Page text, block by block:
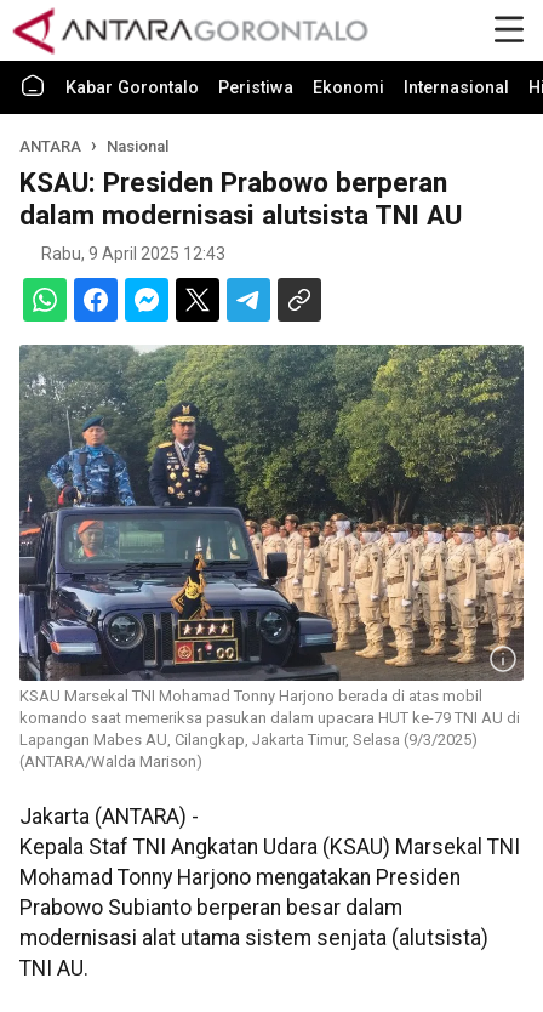
Kabar Gorontalo Peristiwa Ekonomi Internasional
ANTARA Nasional
KSAU: Presiden Prabowo berperan
dalam modernisasi alutsista TNI AU
Rabu, 9 April 2025 12:43
KSAU Marsekal TNI Mohamad Tonny Harjono berada di atas mobil
komando saat memeriksa pasukan dalam upacara HUT ke-79 TNI AU di
Lapangan Mabes AU, Cilangkap, Jakarta Timur, Selasa (9/3/2025)
(ANTARA/Walda Marison)
Jakarta (ANTARA) -
Kepala Staf TNI Angkatan Udara (KSAU) Marsekal TNI
Mohamad Tonny Harjono mengatakan Presiden
Prabowo Subianto berperan besar dalam
modernisasi alat utama sistem senjata (alutsista)
TNI AU.